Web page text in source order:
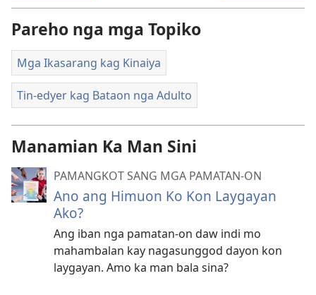
Pareho nga mga Topiko
Mga Ikasarang kag Kinaiya
Tin-edyer kag Bataon nga Adulto
Manamian Ka Man Sini
PAMANGKOT SANG MGA PAMATAN-ON
Ano ang Himuon Ko Kon Laygayan
Ako?
Ang iban nga pamatan-on daw indi mo
mahambalan kay nagasunggod dayon kon
laygayan. Amo ka man bala sina?